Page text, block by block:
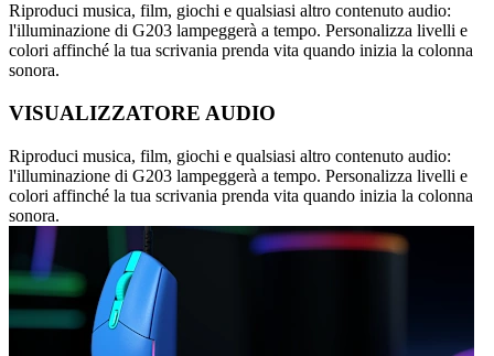
Riproduci musica, film, giochi e qualsiasi altro contenuto audio:
l'illuminazione di G203 lampeggerà a tempo. Personalizza livelli e
colori affinché la tua scrivania prenda vita quando inizia la colonna
sonora.
VISUALIZZATORE AUDIO
Riproduci musica, film, giochi e qualsiasi altro contenuto audio:
l'illuminazione di G203 lampeggerà a tempo. Personalizza livelli e
colori affinché la tua scrivania prenda vita quando inizia la colonna
sonora.